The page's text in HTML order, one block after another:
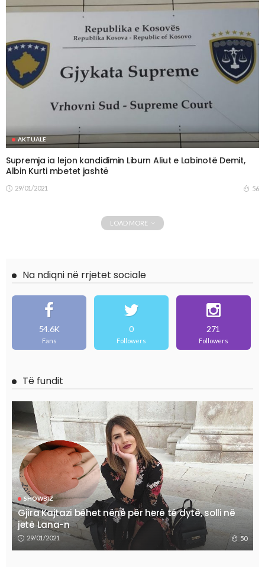
AKTUALE
Supremja ia lejon kandidimin Liburn Aliut e Labinotë Demit,
Albin Kurti mbetet jashtë
29/01/2021 56
LOAD MORE
Na ndiqni në rrjetet sociale
54.6K
Fans
0
Followers
271
Followers
Të fundit
SHOWBIZ
Gjira Kajtazi bëhet nënë për herë të dytë, solli në
jetë Lana-n
29/01/2021 50